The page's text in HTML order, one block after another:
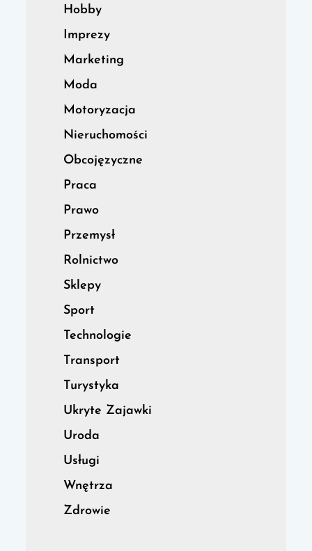
Hobby
Imprezy
Marketing
Moda
Motoryzacja
Nieruchomości
Obcojęzyczne
Praca
Prawo
Przemysł
Rolnictwo
Sklepy
Sport
Technologie
Transport
Turystyka
Ukryte Zajawki
Uroda
Usługi
Wnętrza
Zdrowie